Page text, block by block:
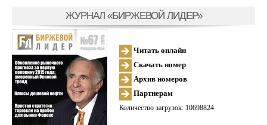
ЖУРНАЛ «БИРЖЕВОЙ ЛИДЕР»
Читать онлайн
Скачать номер
Архив номеров
Партнерам
Количество загрузок: 10698824